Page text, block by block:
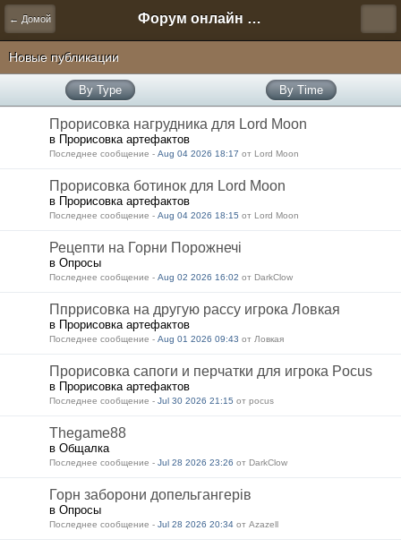
← Домой Форум онлайн игры "Новая Эра" (Нюра Биз)
Новые публикации
By Type By Time
Прорисовка нагрудника для Lord Moon
в Прорисовка артефактов
Последнее сообщение - Aug 04 2026 18:17 от Lord Moon
Прорисовка ботинок для Lord Moon
в Прорисовка артефактов
Последнее сообщение - Aug 04 2026 18:15 от Lord Moon
Рецепти на Горни Порожнечі
в Опросы
Последнее сообщение - Aug 02 2026 16:02 от DarkClow
Ппррисовка на другую рассу игрока Ловкая
в Прорисовка артефактов
Последнее сообщение - Aug 01 2026 09:43 от Ловкая
Прорисовка сапоги и перчатки для игрока Pocus
в Прорисовка артефактов
Последнее сообщение - Jul 30 2026 21:15 от pocus
Thegame88
в Общалка
Последнее сообщение - Jul 28 2026 23:26 от DarkClow
Горн заборони допельгангерів
в Опросы
Последнее сообщение - Jul 28 2026 20:34 от Azazell